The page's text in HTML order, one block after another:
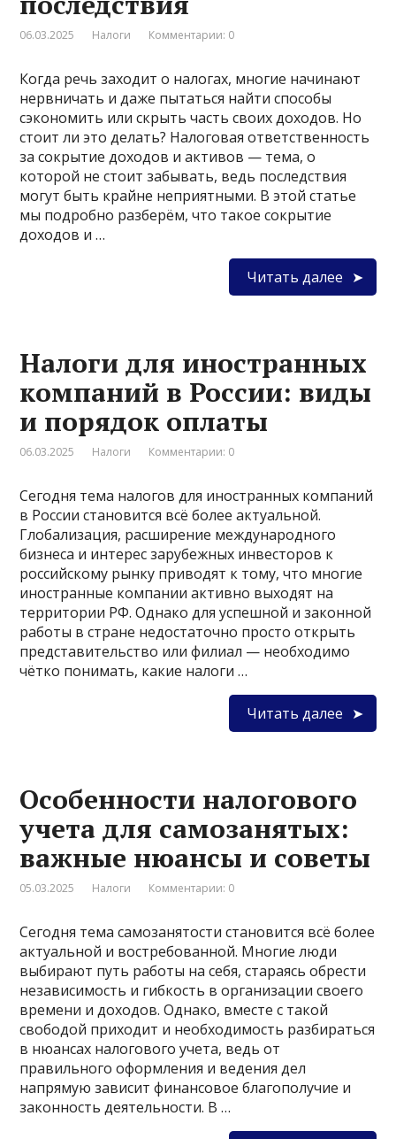
06.03.2025 Налоги Комментарии: 0
Когда речь заходит о налогах, многие начинают
нервничать и даже пытаться найти способы
сэкономить или скрыть часть своих доходов. Но
стоит ли это делать? Налоговая ответственность
за сокрытие доходов и активов — тема, о
которой не стоит забывать, ведь последствия
могут быть крайне неприятными. В этой статье
мы подробно разберём, что такое сокрытие
доходов и …
Читать далее
Налоги для иностранных
компаний в России: виды
и порядок оплаты
06.03.2025 Налоги Комментарии: 0
Сегодня тема налогов для иностранных компаний
в России становится всё более актуальной.
Глобализация, расширение международного
бизнеса и интерес зарубежных инвесторов к
российскому рынку приводят к тому, что многие
иностранные компании активно выходят на
территории РФ. Однако для успешной и законной
работы в стране недостаточно просто открыть
представительство или филиал — необходимо
чётко понимать, какие налоги …
Читать далее
Особенности налогового
учета для самозанятых:
важные нюансы и советы
05.03.2025 Налоги Комментарии: 0
Сегодня тема самозанятости становится всё более
актуальной и востребованной. Многие люди
выбирают путь работы на себя, стараясь обрести
независимость и гибкость в организации своего
времени и доходов. Однако, вместе с такой
свободой приходит и необходимость разбираться
в нюансах налогового учета, ведь от
правильного оформления и ведения дел
напрямую зависит финансовое благополучие и
законность деятельности. В …